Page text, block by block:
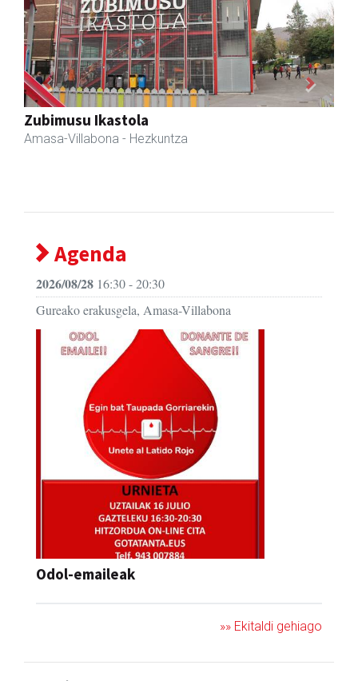
Akam espazioa
Amasa-Villabona - Arropa-dendak
Previous Next
Agenda
2026/08/28 16:30 - 20:30
Gureako erakusgela, Amasa-Villabona
Odol-emaileak
»» Ekitaldi gehiago